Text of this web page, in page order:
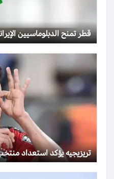
قطر تمنح الدبلوماسيين
تريزيجيه يؤكد استعداد